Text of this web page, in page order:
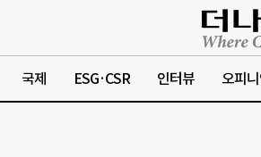
국제 ESG·CSR 인터뷰 오피